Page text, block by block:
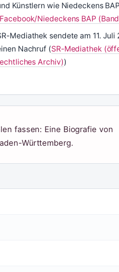
Künstlern wie Niedeckens BAP
Facebook/Niedeckens BAP
Mediathek sendete am 11. Juli
Nachruf (SR-Mediathek
Archiv))
fassen: Eine Biografie von
Württemberg.